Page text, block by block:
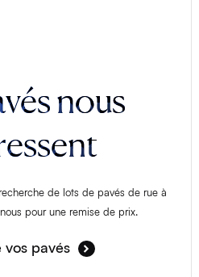
nous
de lots de pavés de rue à
pour une remise de prix.
vos pavés